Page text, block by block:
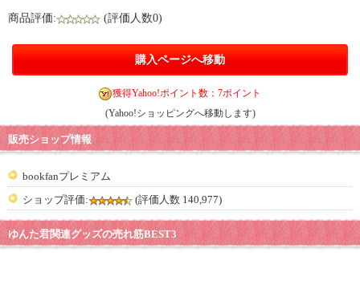
商品評価: (評価人数0)
購入ページへ移動
獲得Yahoo!ポイント数：7ポイント
(Yahoo!ショッピングへ移動します)
販売ショップ情報
bookfanプレミアム
ショップ評価:
(評価人数 140,977)
ゆんた君関連グッズの売れ筋BEST3